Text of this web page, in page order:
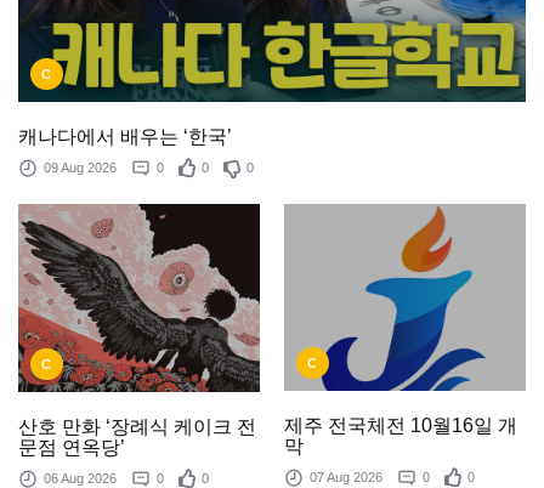
C
캐나다에서 배우는 ‘한국’
09 Aug 2026 0 0 0
C
산호 만화 ‘장례식 케이크 전
문점 연옥당’
06 Aug 2026 0
0
C
제주 전국체전 10월16일 개
막
07 Aug 2026 0
0